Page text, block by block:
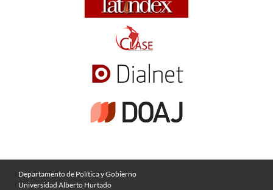
Departamento de Política y Gobierno
Universidad Alberto Hurtado